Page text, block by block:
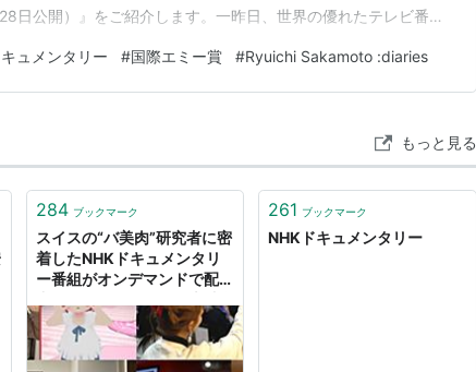
日公開）』をご紹介します。一昨日、世界の優れたテレビ番組
日々』がアート番組部門の最優秀賞に選ばれたというニュース
に、未完成の音楽…
ュメンタリー #国際エミー賞 #Ryuichi Sakamoto :diaries
もっと見る
284 ブックマーク
スイスの“バ美肉”研究者に密
着したNHKドキュメンタリ
ー番組がオンデマンドで配信
の文化」や、「カワイイを獲
得する」ことで心理的な解放
を求める人々の心理とは？
261 ブックマーク
NHKドキュメンタリー